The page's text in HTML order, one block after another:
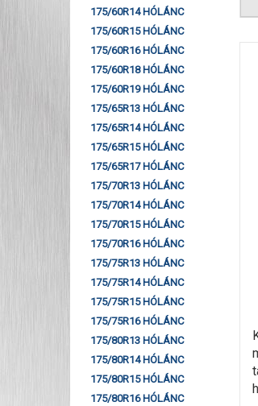
175/60R14 HÓLÁNC
175/60R15 HÓLÁNC
175/60R16 HÓLÁNC
175/60R18 HÓLÁNC
175/60R19 HÓLÁNC
175/65R13 HÓLÁNC
175/65R14 HÓLÁNC
175/65R15 HÓLÁNC
175/65R17 HÓLÁNC
175/70R13 HÓLÁNC
175/70R14 HÓLÁNC
175/70R15 HÓLÁNC
175/70R16 HÓLÁNC
175/75R13 HÓLÁNC
175/75R14 HÓLÁNC
175/75R15 HÓLÁNC
175/75R16 HÓLÁNC
175/80R13 HÓLÁNC
175/80R14 HÓLÁNC
175/80R15 HÓLÁNC
175/80R16 HÓLÁNC